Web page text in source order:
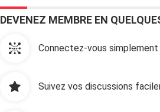
DEVENEZ MEMBRE EN
Connectez-vous
Suivez vos discussions